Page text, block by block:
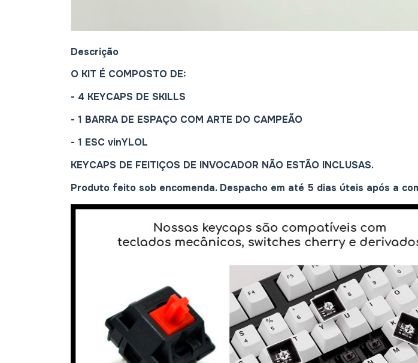
Descrição
O KIT É COMPOSTO DE:
- 4 KEYCAPS DE SKILLS
- 1 BARRA DE ESPAÇO COM ARTE DO CAMPEÃO
- 1 ESC vinYLOL
KEYCAPS DE FEITIÇOS DE INVOCADOR NÃO ESTÃO INCLUSAS.
Produto feito sob encomenda. Despacho em até 5 dias úteis após a